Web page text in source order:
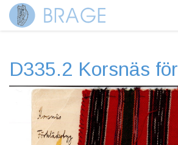
D335.2 Korsnäs